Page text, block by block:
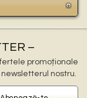
–
promoționale
nostru.